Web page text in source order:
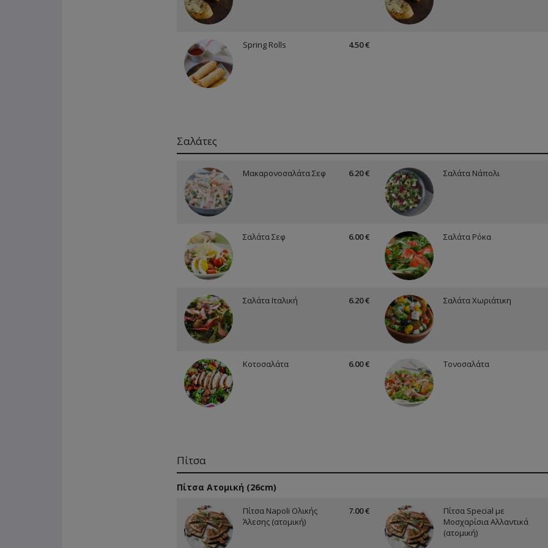
Spring Rolls 4.50 €
Σαλάτες
Μακαρονοσαλάτα Σεφ 6.20 € Σαλάτα Νάπολι
Σαλάτα Σεφ 6.00 € Σαλάτα Ρόκα
Σαλάτα Ιταλική 6.20 € Σαλάτα Χωριάτικη
Κοτοσαλάτα 6.00 € Τονοσαλάτα
Πίτσα
Πίτσα Ατομική (26cm)
Πίτσα Napoli Ολικής
Άλεσης (ατομική)
7.00 €
Πίτσα Special με
Μοσχαρίσια Αλλαντικά
(ατομική)